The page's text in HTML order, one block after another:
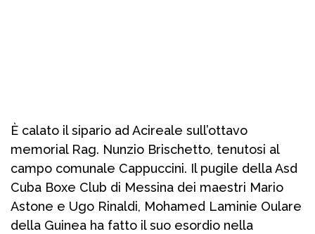
È calato il sipario ad Acireale sull’ottavo
memorial Rag. Nunzio Brischetto, tenutosi al
campo comunale Cappuccini. Il pugile della Asd
Cuba Boxe Club di Messina dei maestri Mario
Astone e Ugo Rinaldi, Mohamed Laminie Oulare
della Guinea ha fatto il suo esordio nella